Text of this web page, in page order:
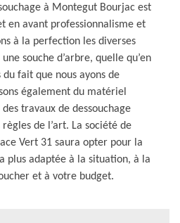
à Montegut Bourjac est
en avant professionnalisme et
à la perfection les diverses
souche d’arbre, quelle qu’en
du fait que nous ayons de
également du matériel
travaux de dessouchage
de l’art. La société de
Vert 31 saura opter pour la
plus adaptée à la situation, à la
et à votre budget.